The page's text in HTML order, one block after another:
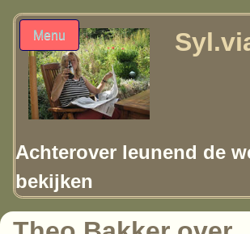
Achterover leunend de
bekijken
Menu